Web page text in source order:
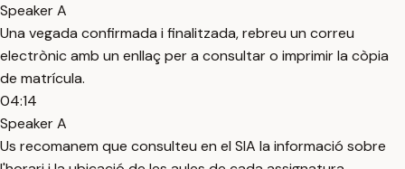
Speaker A
Una vegada confirmada i finalitzada, rebreu un correu
electrònic amb un enllaç per a consultar o imprimir la còpia
de matrícula.
04:14
Speaker A
Us recomanem que consulteu en el SIA la informació sobre